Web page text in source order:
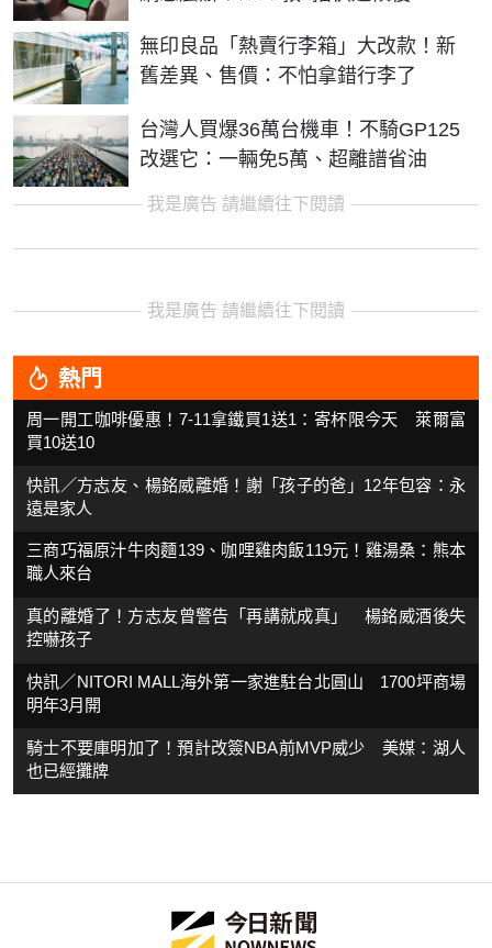
無印良品「熱賣行李箱」大改款！新
舊差異、售價：不怕拿錯行李了
台灣人買爆36萬台機車！不騎GP125
改選它：一輛免5萬、超離譜省油
我是廣告 請繼續往下閱讀
我是廣告 請繼續往下閱讀
熱門
周一開工咖啡優惠！7-11拿鐵買1送1：寄杯限今天 萊爾富
買10送10
快訊／方志友、楊銘威離婚！謝「孩子的爸」12年包容：永
遠是家人
三商巧福原汁牛肉麵139、咖哩雞肉飯119元！雞湯桑：熊本
職人來台
真的離婚了！方志友曾警告「再講就成真」 楊銘威酒後失
控嚇孩子
快訊／NITORI MALL海外第一家進駐台北圓山 1700坪商場
明年3月開
騎士不要庫明加了！預計改簽NBA前MVP威少 美媒：湖人
也已經攤牌